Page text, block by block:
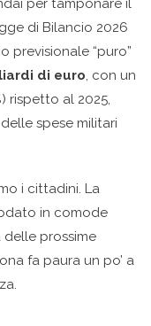
per tamponare il
di Bilancio 2026
previsionale “puro”
di euro, con un
rispetto al 2025,
spese militari
i cittadini. La
in comode
delle prossime
fa paura un po’ a